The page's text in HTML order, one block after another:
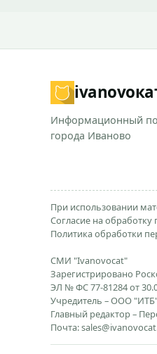
ivanovo
Информационный
города Иваново
При использовании
Согласие на
Политика обработки
СМИ "Ivanovocat"
Зарегистрировано
ЭЛ № ФС 77-81284 от
Учредитель – ООО
Главный редактор –
Почта: